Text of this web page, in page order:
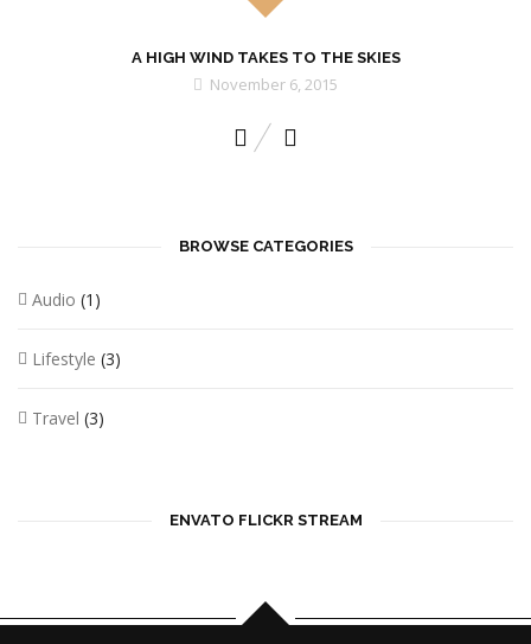
A HIGH WIND TAKES TO THE SKIES
November 6, 2015
BROWSE CATEGORIES
Audio (1)
Lifestyle (3)
Travel (3)
ENVATO FLICKR STREAM